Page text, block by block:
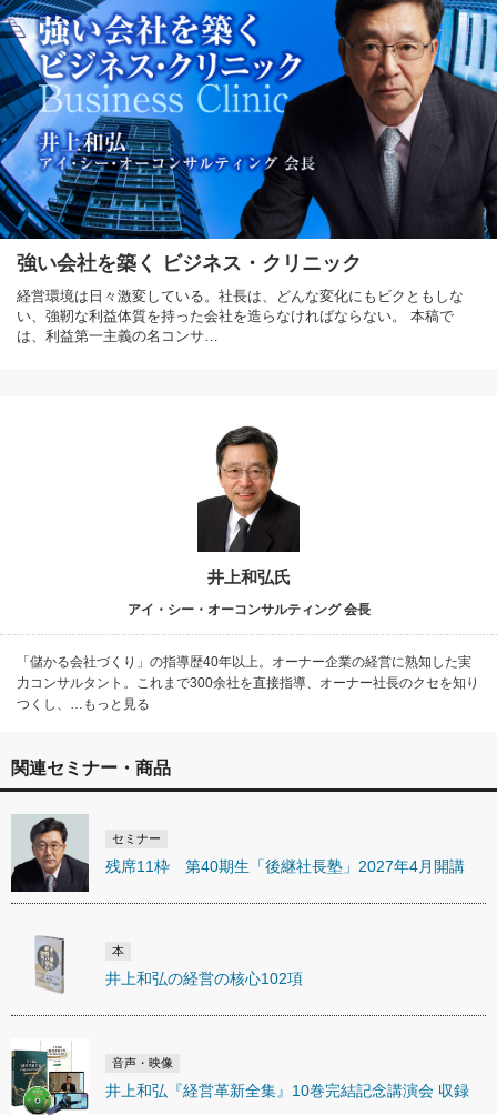
強い会社を築く ビジネス・クリニック
経営環境は日々激変している。社長は、どんな変化にもビクともしな
い、強靭な利益体質を持った会社を造らなければならない。 本稿で
は、利益第一主義の名コンサ…
井上和弘氏
アイ・シー・オーコンサルティング 会長
「儲かる会社づくり」の指導歴40年以上。オーナー企業の経営に熟知した実
力コンサルタント。これまで300余社を直接指導、オーナー社長のクセを知り
つくし、…もっと見る
関連セミナー・商品
セミナー
残席11枠 第40期生「後継社長塾」2027年4月開講
本
井上和弘の経営の核心102項
音声・映像
井上和弘『経営革新全集』10巻完結記念講演会 収録